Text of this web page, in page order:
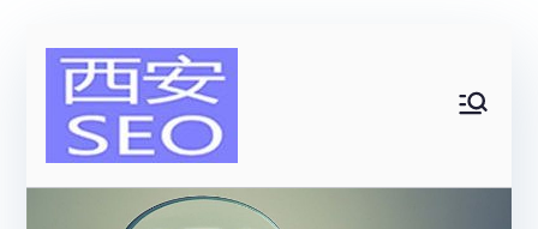
网站排名优